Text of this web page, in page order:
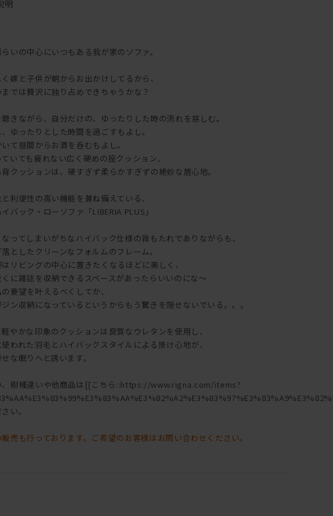
明
いの中心にいつもある我が家のソファ。
嫁と子供が朝からお出かけしてるから、
では贅沢に独り占めできちゃうかな？
きながら、自分だけの、ゆったりした時の流れを慈しむ。
ゆったりとした時間を過ごすもよし。
て昼間からお酒を呑むもよし。
いても疲れない広く硬めの座クッション、
クッションは、硬すぎず柔らかすぎずの絶妙な居心地。
利便性の高い機能を兼ね備えている、
バック・ローソファ「LIBERIA PLUS」
ってしまいがちなハイバック仕様の背もたれでありながらも、
としたクリーンなフォルムのフレーム。
リビングの中心に置きたくなるほどに美しく、
に雑誌を収納できるスペースがあったらいいのにな～
要望を叶えるべくしてか、
ン収納になっているというからもう驚きを隠せないでいる。。。
やかな印象のクッションは良質なウレタンを使用し、
われた羽毛とハイバックスタイルによる掛け心地が、
な眠りへと誘います。
、樹種違いや他商品は[[こちら::https://www.rigna.com/items?
い。
売も行っております。ご希望のお客様はお問い合わせください。